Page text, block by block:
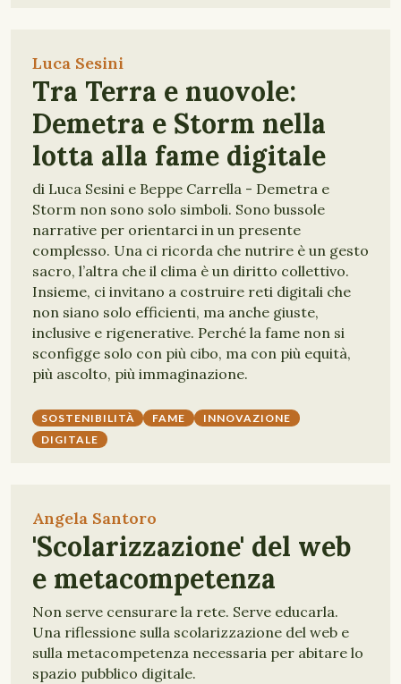
Luca Sesini
Tra Terra e nuovole:
Demetra e Storm nella
lotta alla fame digitale
di Luca Sesini e Beppe Carrella - Demetra e
Storm non sono solo simboli. Sono bussole
narrative per orientarci in un presente
complesso. Una ci ricorda che nutrire è un gesto
sacro, l’altra che il clima è un diritto collettivo.
Insieme, ci invitano a costruire reti digitali che
non siano solo efficienti, ma anche giuste,
inclusive e rigenerative. Perché la fame non si
sconfigge solo con più cibo, ma con più equità,
più ascolto, più immaginazione.
SOSTENIBILITÀ FAME
INNOVAZIONE
DIGITALE
Angela Santoro
'Scolarizzazione' del web
e metacompetenza
Non serve censurare la rete. Serve educarla.
Una riflessione sulla scolarizzazione del web e
sulla metacompetenza necessaria per abitare lo
spazio pubblico digitale.